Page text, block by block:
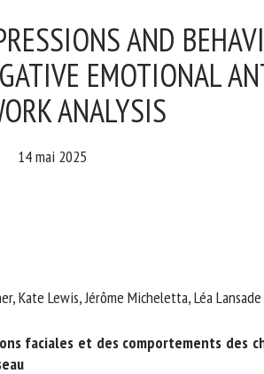
AND
EMOTIONAL
ANALYSIS
14 mai 2025
Kate Lewis, Jérôme Micheletta, Léa Lansade
faciales et des comportements des
ÊTRE ANIMAL